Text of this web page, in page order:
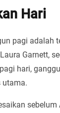
Hari
pagi adalah
Garnett,
hari,
utama.
sebelum